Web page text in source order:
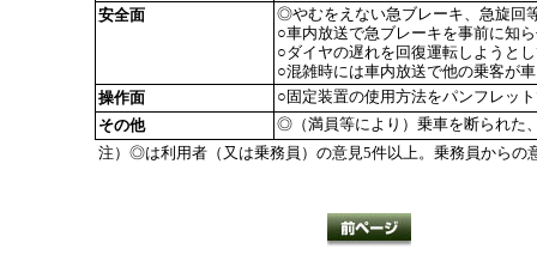
安全面
◎やむをえない急ブレーキ、急旋回
○車内放送で急ブレーキを事前に知
○ダイヤの遅れを回復運転しようと
○混雑時には車内放送で他の乗客が
操作面
○固定装置の使用方法をパンフレッ
その他
◎（満員等により）乗車を断られた
注）◎は利用者（又は乗務員）の意見5件以上。乗務員からの